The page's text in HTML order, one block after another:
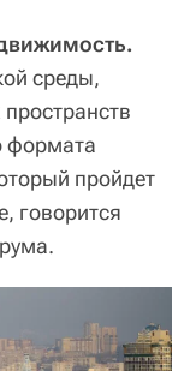
среды,
формата
пройдет
говорится